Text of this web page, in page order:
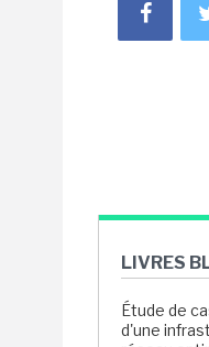
LIVRES
Étude de
d'une